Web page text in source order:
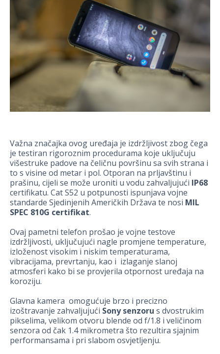
Važna značajka ovog uređaja je izdržljivost zbog čega
je testiran rigoroznim procedurama koje uključuju
višestruke padove na čeličnu površinu sa svih strana i
to s visine od metar i pol. Otporan na prljavštinu i
prašinu, cijeli se može uroniti u vodu zahvaljujući IP68
certifikatu. Cat S52 u potpunosti ispunjava vojne
standarde Sjedinjenih Američkih Država te nosi MIL
SPEC 810G certifikat.
Ovaj pametni telefon prošao je vojne testove
izdržljivosti, uključujući nagle promjene temperature,
izloženost visokim i niskim temperaturama,
vibracijama, prevrtanju, kao i izlaganje slanoj
atmosferi kako bi se provjerila otpornost uređaja na
koroziju.
Glavna kamera omogućuje brzo i precizno
izoštravanje zahvaljujući Sony senzoru s dvostrukim
pikselima, velikom otvoru blende od f/1.8 i veličinom
senzora od čak 1.4 mikrometra što rezultira sjajnim
performansama i pri slabom osvjetljenju.